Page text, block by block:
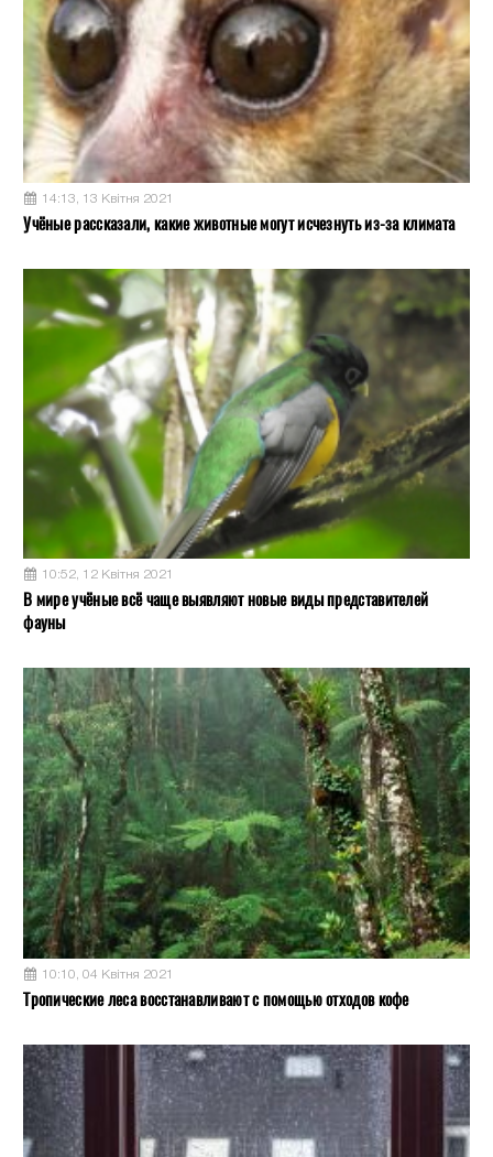
14:13, 13 Квітня 2021
Учёные рассказали, какие животные могут исчезнуть из-за климата
10:52, 12 Квітня 2021
В мире учёные всё чаще выявляют новые виды представителей
фауны
10:10, 04 Квітня 2021
Тропические леса восстанавливают с помощью отходов кофе